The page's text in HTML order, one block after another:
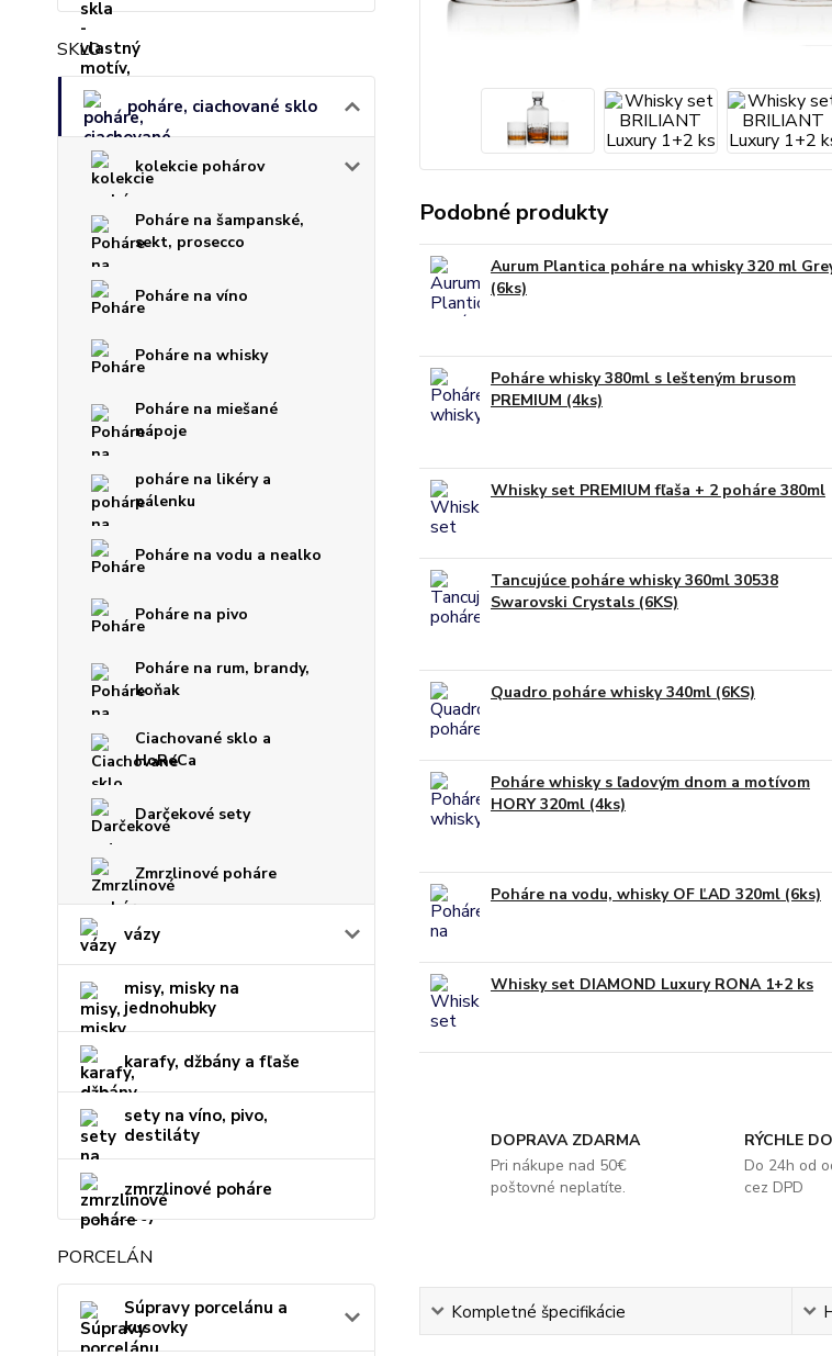
SKLO
poháre, ciachované sklo
kolekcie pohárov
Poháre na šampanské,
sekt, prosecco
Poháre na víno
Poháre na whisky
Poháre na miešané
nápoje
poháre na likéry a
pálenku
Poháre na vodu a nealko
Poháre na pivo
Poháre na rum, brandy,
koňak
Ciachované sklo a
HoReCa
Darčekové sety
Zmrzlinové poháre
vázy
misy, misky na
jednohubky
karafy, džbány a fľaše
sety na víno, pivo,
destiláty
zmrzlinové poháre
PORCELÁN
Súpravy porcelánu a
kusovky
Podobné produkty
Aurum Plantica poháre na whisky 320 ml
(6ks)
Poháre whisky 380ml s lešteným brusom
PREMIUM (4ks)
Whisky set PREMIUM fľaša + 2 poháre 380ml
Tancujúce poháre whisky 360ml 30538
Swarovski Crystals (6KS)
Quadro poháre whisky 340ml (6KS)
Poháre whisky s ľadovým dnom a motívom
HORY 320ml (4ks)
Poháre na vodu, whisky OF ĽAD 320ml (6ks)
Whisky set DIAMOND Luxury RONA 1+2 ks
DOPRAVA ZDARMA
Pri nákupe nad 50€
poštovné neplatíte.
RÝCHLE
Do 24h od
cez DPD
Kompletné špecifikácie